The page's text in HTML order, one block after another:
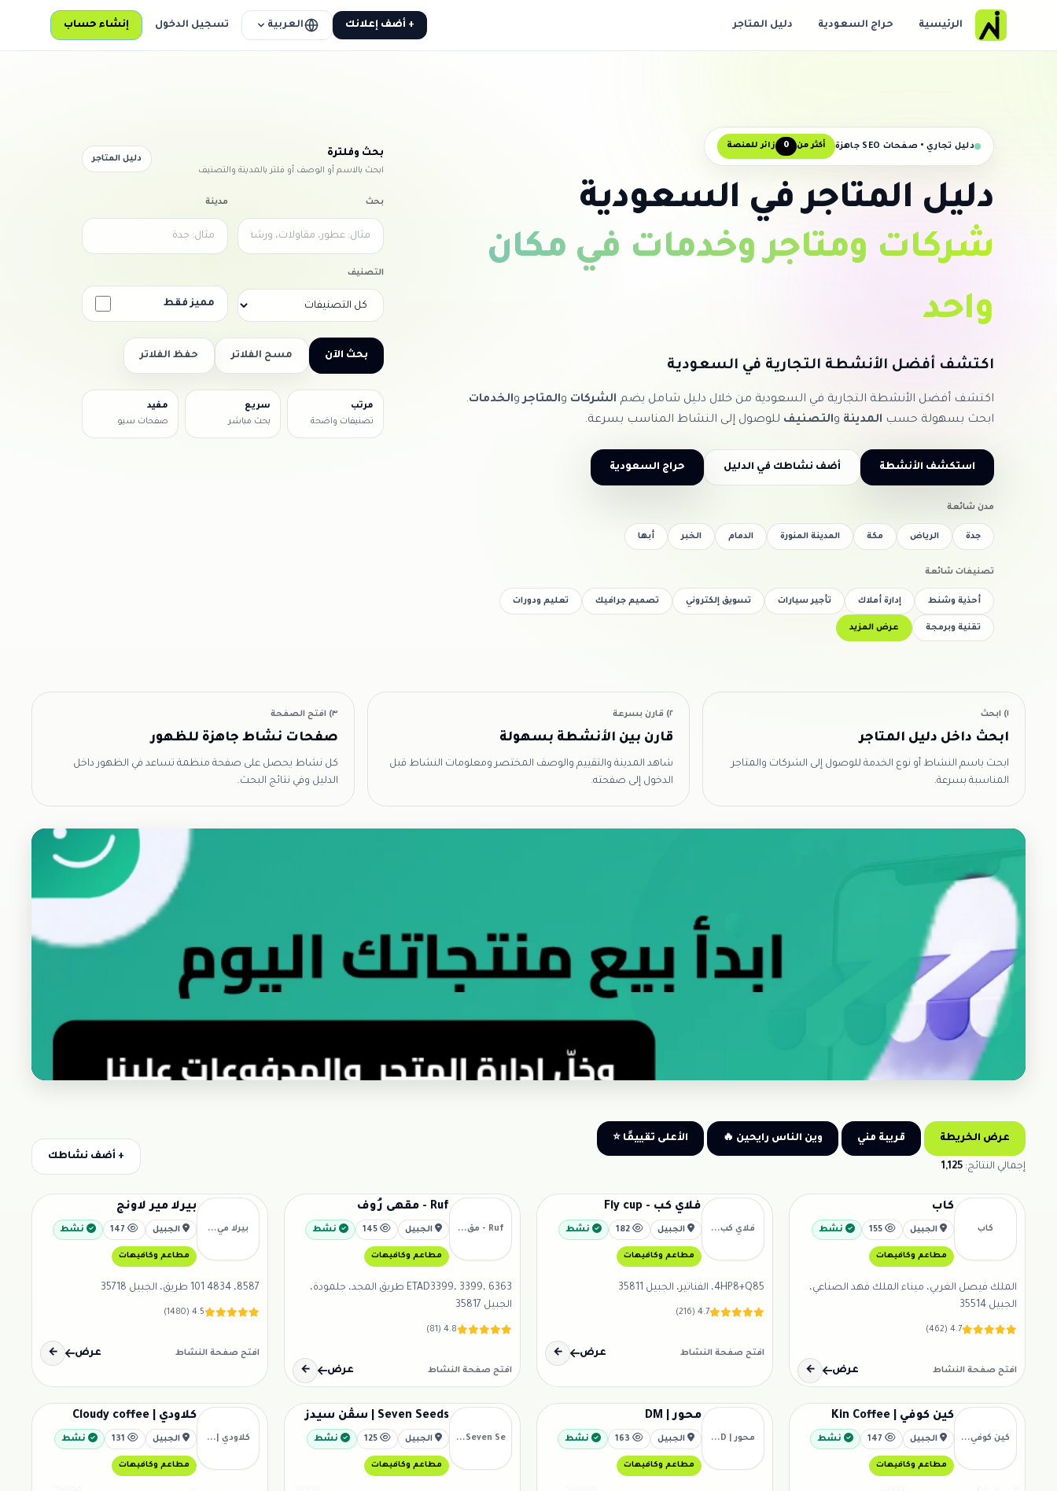
الرئيسية حراج السعودية دليل المتاجر + أضف إعلانك العربية تسجيل الدخول إنشاء حساب
دليل تجاري • صفحات SEO جاهزة أكثر من 0 زائر للمنصة
دليل المتاجر في السعودية
شركات ومتاجر وخدمات في مكان
واحد
اكتشف أفضل الأنشطة التجارية في السعودية
اكتشف أفضل الأنشطة التجارية في السعودية من خلال دليل شامل يضم الشركات والمتاجروالخدمات.
ابحث بسهولة حسب المدينة والتصنيف للوصول إلى النشاط المناسب بسرعة.
استكشف الأنشطة أضف نشاطك في الدليل حراج السعودية
مدن شائعة
جدة الرياض مكة المدينة المنورة الدمام الخبر أبها
تصنيفات شائعة
أحذية وشنط إدارة أملاك تأجير سيارات تسويق إلكتروني تصميم جرافيك تعليم ودورات
تقنية وبرمجة عرض المزيد
بحث وفلترة
ابحث بالاسم أو الوصف أو فلتر بالمدينة والتصنيف
دليل المتاجر
بحث مدينة
التصنيف
مميز فقط
بحث الآن مسح الفلاتر حفظ الفلاتر
مرتب
تصنيفات واضحة
سريع
بحث مباشر
مفيد
صفحات سيو
١) ابحث
ابحث داخل دليل المتاجر
ابحث باسم النشاط أو نوع الخدمة للوصول إلى الشركات والمتاجر
المناسبة بسرعة.
٢) قارن بسرعة
قارن بين الأنشطة بسهولة
شاهد المدينة والتقييم والوصف المختصر ومعلومات النشاط قبل
الدخول إلى صفحته.
٣) افتح الصفحة
صفحات نشاط جاهزة للظهور
كل نشاط يحصل على صفحة منظمة تساعد في الظهور داخل
الدليل وفي نتائج البحث.
عرض الخريطة قريبة مني وين الناس رايحين 🔥 الأعلى تقييمًا ⭐
إجمالي النتائج: 1,125
+ أضف نشاطك
كاب
كاب
الجبيل نشط
مطاعم وكافيهات
الملك فيصل الغربي، ميناء الملك فهد الصناعي،
الجبيل 35514
4.7 (462)
افتح صفحة النشاط عرض ←
فلاي كب...
فلاي كب - Fly cup
الجبيل نشط
مطاعم وكافيهات
4HP8+Q85، الفناتير، الجبيل 35811
4.7 (216)
افتح صفحة النشاط عرض ←
Ruf - مق...
Ruf - مقهى رُوف
الجبيل نشط
مطاعم وكافيهات
ETAD3399، 3399، 6363 طريق المجد، جلمودة،
الجبيل 35817
4.8 (81)
افتح صفحة النشاط عرض ←
بيرلا مي...
بيرلا مير لاونج
الجبيل نشط
مطاعم وكافيهات
8587، 4834 101 طريق، الجبيل 35718
4.5 (1480)
افتح صفحة النشاط عرض ←
كين كوفي...
كين كوفي | Kin Coffee
الجبيل نشط
مطاعم وكافيهات
محور | D...
محور | DM
الجبيل نشط
مطاعم وكافيهات
Seven Se...
Seven Seeds | سڤن سيدز
الجبيل نشط
مطاعم وكافيهات
كلاودي |...
كلاودي | Cloudy coffee
الجبيل نشط
مطاعم وكافيهات